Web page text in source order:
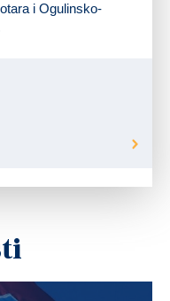
i Ogulinsko-